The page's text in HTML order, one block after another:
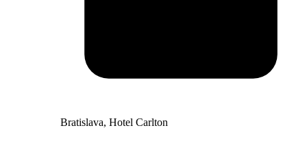
Bratislava, Hotel Carlton